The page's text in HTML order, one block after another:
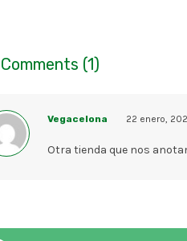
Comments (1)
Vegacelona 22 enero,
Otra tienda que nos